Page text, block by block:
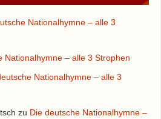
Nationalhymne – alle 3
Nationalhymne – alle 3 Strophen
Nationalhymne – alle 3
zu Die deutsche Nationalhymne –